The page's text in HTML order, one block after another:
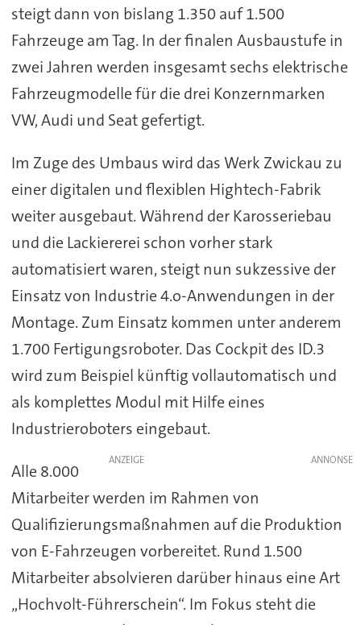
steigt dann von bislang 1.350 auf 1.500
Fahrzeuge am Tag. In der finalen Ausbaustufe in
zwei Jahren werden insgesamt sechs elektrische
Fahrzeugmodelle für die drei Konzernmarken
VW, Audi und Seat gefertigt.
Im Zuge des Umbaus wird das Werk Zwickau zu
einer digitalen und flexiblen Hightech-Fabrik
weiter ausgebaut. Während der Karosseriebau
und die Lackiererei schon vorher stark
automatisiert waren, steigt nun sukzessive der
Einsatz von Industrie 4.o-Anwendungen in der
Montage. Zum Einsatz kommen unter anderem
1.700 Fertigungsroboter. Das Cockpit des ID.3
wird zum Beispiel künftig vollautomatisch und
als komplettes Modul mit Hilfe eines
Industrieroboters eingebaut.
ANZEIGE
Alle 8.000
Mitarbeiter werden im Rahmen von
Qualifizierungsmaßnahmen auf die Produktion
von E-Fahrzeugen vorbereitet. Rund 1.500
Mitarbeiter absolvieren darüber hinaus eine Art
„Hochvolt-Führerschein“. Im Fokus steht die